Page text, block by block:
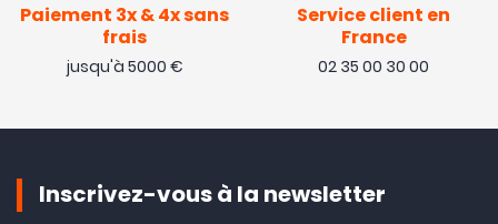
Paiement 3x & 4x sans
frais
jusqu'à 5000 €
Service client en
France
02 35 00 30 00
Inscrivez-vous à la newsletter